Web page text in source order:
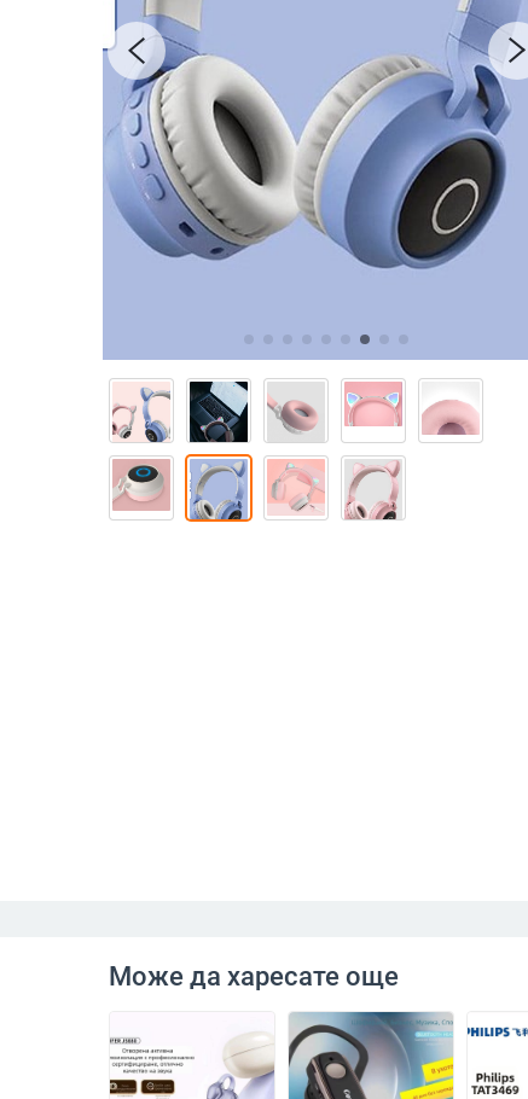
Може да харесате още